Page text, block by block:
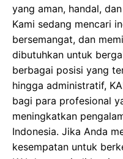
yang aman, handal,
Kami sedang mencari
bersemangat, dan
dibutuhkan untuk
berbagai posisi yang
hingga administratif,
bagi para profesional
meningkatkan
Indonesia. Jika Anda
kesempatan untuk